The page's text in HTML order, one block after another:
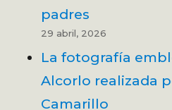
padres
29 abril, 2026
La fotografía
Alcorlo realizada
Camarillo